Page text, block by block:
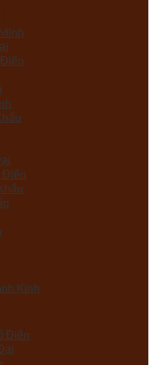
Điển
Điển
Kính
Điển